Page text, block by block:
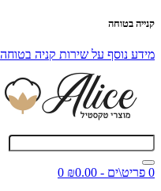
קנייה בטוחה
מידע נוסף על שירות קניה בטוחה
0 פריט\ים - ₪0.00
0